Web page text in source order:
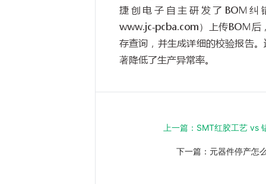
捷创电子自主研发了 BOM 纠
www.jc-pcba.com）上传BOM后
存查询，并生成详细的校验报告
著降低了生产异常率。
上一篇： SMT红胶工艺 vs
下一篇： 元器件停产怎